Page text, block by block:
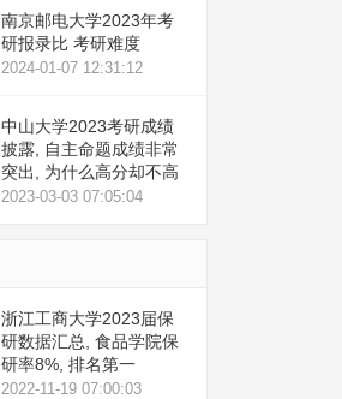
南京邮电大学2023年考
研报录比 考研难度
2024-01-07 12:31:12
中山大学2023考研成绩
披露, 自主命题成绩非常
突出, 为什么高分却不高
2023-03-03 07:05:04
浙江工商大学2023届保
研数据汇总, 食品学院保
研率8%, 排名第一
2022-11-19 07:00:03